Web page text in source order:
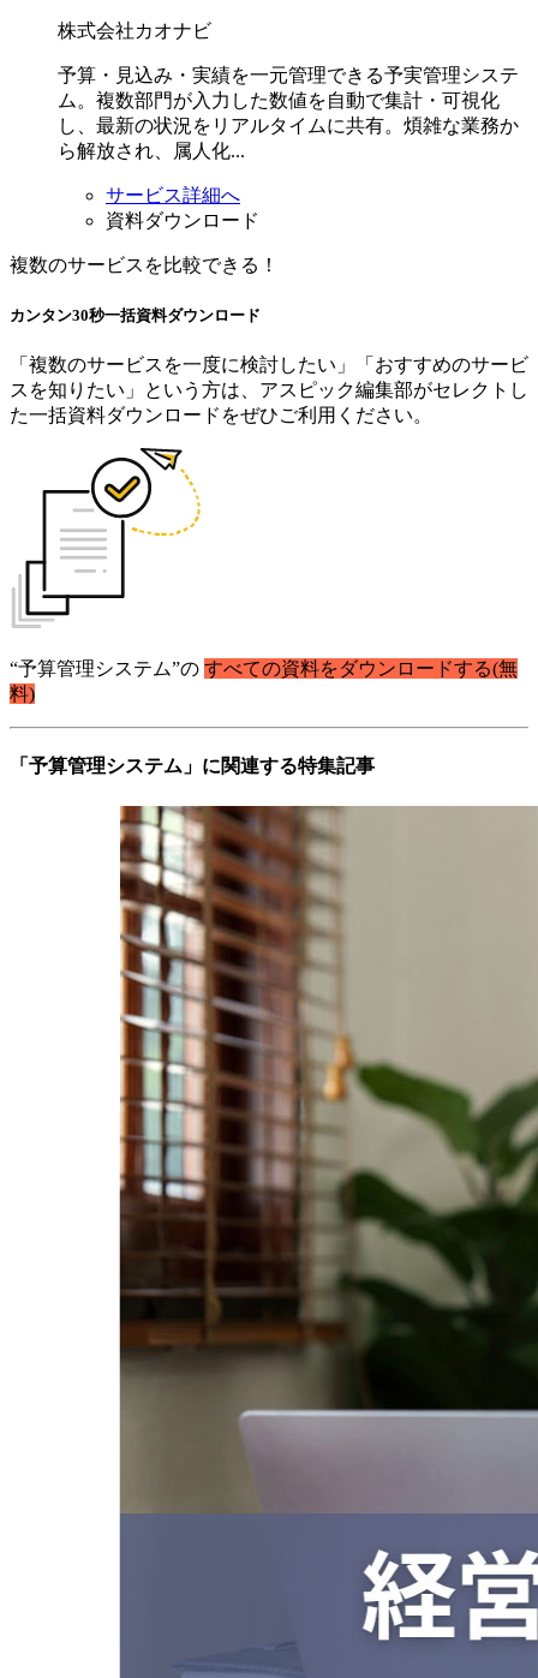
株式会社カオナビ
予算・見込み・実績を一元管理できる予実管理システ
ム。複数部門が入力した数値を自動で集計・可視化
し、最新の状況をリアルタイムに共有。煩雑な業務か
ら解放され、属人化...
サービス詳細へ
資料ダウンロード
複数のサービスを比較できる！
カンタン30秒一括資料ダウンロード
「複数のサービスを一度に検討したい」「おすすめのサービ
スを知りたい」という方は、アスピック編集部がセレクトし
た一括資料ダウンロードをぜひご利用ください。
“予算管理システム”の すべての資料をダウンロードする(無
料)
「予算管理システム」に関連する特集記事